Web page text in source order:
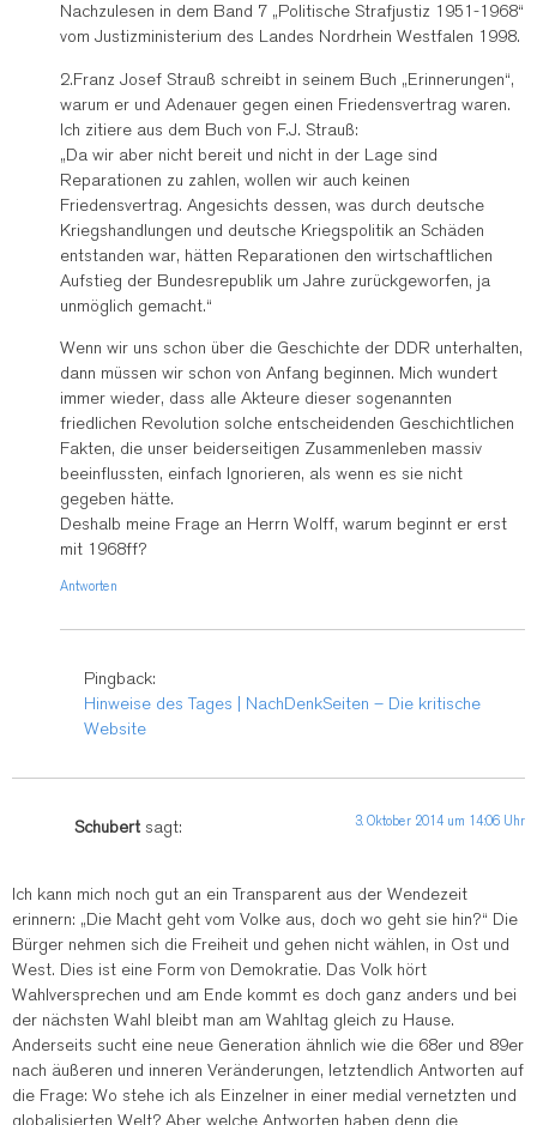
Nachzulesen in dem Band 7 „Politische Strafjustiz 1951-1968“
vom Justizministerium des Landes Nordrhein Westfalen 1998.
2.Franz Josef Strauß schreibt in seinem Buch „Erinnerungen“,
warum er und Adenauer gegen einen Friedensvertrag waren.
Ich zitiere aus dem Buch von F.J. Strauß:
„Da wir aber nicht bereit und nicht in der Lage sind
Reparationen zu zahlen, wollen wir auch keinen
Friedensvertrag. Angesichts dessen, was durch deutsche
Kriegshandlungen und deutsche Kriegspolitik an Schäden
entstanden war, hätten Reparationen den wirtschaftlichen
Aufstieg der Bundesrepublik um Jahre zurückgeworfen, ja
unmöglich gemacht.“
Wenn wir uns schon über die Geschichte der DDR unterhalten,
dann müssen wir schon von Anfang beginnen. Mich wundert
immer wieder, dass alle Akteure dieser sogenannten
friedlichen Revolution solche entscheidenden Geschichtlichen
Fakten, die unser beiderseitigen Zusammenleben massiv
beeinflussten, einfach Ignorieren, als wenn es sie nicht
gegeben hätte.
Deshalb meine Frage an Herrn Wolff, warum beginnt er erst
mit 1968ff?
Antworten
Pingback:
Hinweise des Tages | NachDenkSeiten – Die kritische
Website
Schubert sagt: 3. Oktober 2014 um 14:06 Uhr
Ich kann mich noch gut an ein Transparent aus der Wendezeit
erinnern: „Die Macht geht vom Volke aus, doch wo geht sie hin?“ Die
Bürger nehmen sich die Freiheit und gehen nicht wählen, in Ost und
West. Dies ist eine Form von Demokratie. Das Volk hört
Wahlversprechen und am Ende kommt es doch ganz anders und bei
der nächsten Wahl bleibt man am Wahltag gleich zu Hause.
Anderseits sucht eine neue Generation ähnlich wie die 68er und 89er
nach äußeren und inneren Veränderungen, letztendlich Antworten auf
die Frage: Wo stehe ich als Einzelner in einer medial vernetzten und
globalisierten Welt? Aber welche Antworten haben denn die